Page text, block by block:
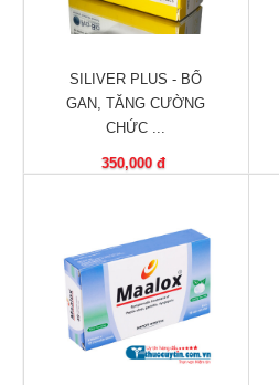
Hô
hấp
Chống
viêm,
Dị
trợ
tiểu
đường
SILIVER PLUS - BỔ
GAN, TĂNG CƯỜNG
CHỨC ...
350,000 đ